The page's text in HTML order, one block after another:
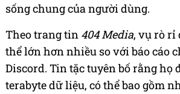
sống chung của người dùng.
Theo trang tin 404 Media, vụ rò rỉ
thể lớn hơn nhiều so với báo cáo
Discord. Tin tặc tuyên bố rằng họ
terabyte dữ liệu, có thể bao gồm